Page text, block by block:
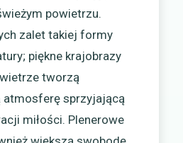
powietrzu.
zalet takiej formy
piękne krajobrazy
tworzą
atmosferę sprzyjającą
miłości. Plenerowe